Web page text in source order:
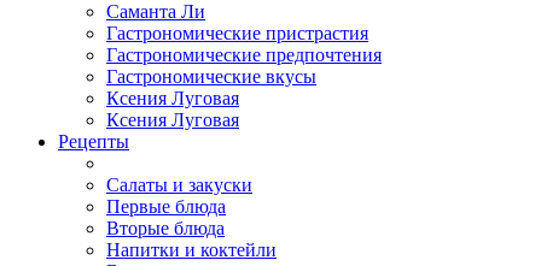
Саманта Ли
Гастрономические пристрастия
Гастрономические предпочтения
Гастрономические вкусы
Ксения Луговая
Ксения Луговая
Рецепты
Салаты и закуски
Первые блюда
Вторые блюда
Напитки и коктейли